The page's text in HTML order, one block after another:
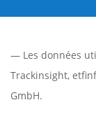
— Les données
Trackinsight,
GmbH.